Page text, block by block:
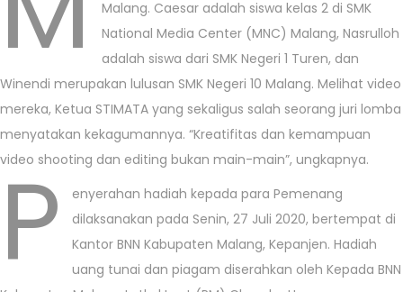
Malang. Caesar adalah siswa kelas 2 di SMK
National Media Center (MNC) Malang, Nasrulloh
adalah siswa dari SMK Negeri 1 Turen, dan
Winendi merupakan lulusan SMK Negeri 10 Malang. Melihat video
mereka, Ketua STIMATA yang sekaligus salah seorang juri lomba
menyatakan kekagumannya. “Kreatifitas dan kemampuan
video shooting dan editing bukan main-main”, ungkapnya.
P
enyerahan hadiah kepada para Pemenang
dilaksanakan pada Senin, 27 Juli 2020, bertempat di
Kantor BNN Kabupaten Malang, Kepanjen. Hadiah
uang tunai dan piagam diserahkan oleh Kepada BNN